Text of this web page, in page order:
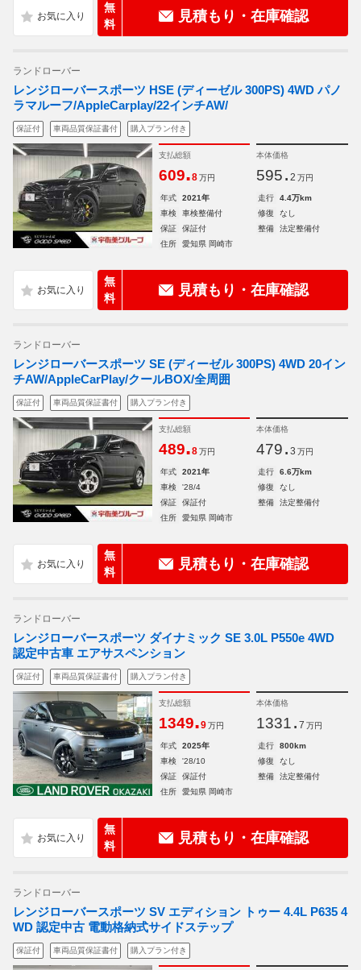
無
料
見積もり・在庫確認
ランドローバー
レンジローバースポーツ HSE (ディーゼル 300PS) 4WD パノ
ラマルーフ/AppleCarplay/22インチAW/
保証付 車両品質保証書付 購入プラン付き
支払総額
609.8 万円
本体価格
595. 2 万円
年式 2021年 走行
4.4万km
車検
車検整備付 修復
なし
保証
保証付 整備
法定整備付
住所
愛知県 岡崎市
無
料
見積もり・在庫確認
ランドローバー
レンジローバースポーツ SE (ディーゼル 300PS) 4WD 20イン
チAW/AppleCarPlay/クールBOX/全周囲
保証付 車両品質保証書付 購入プラン付き
支払総額
489.8 万円
本体価格
479. 3 万円
年式 2021年 走行
6.6万km
車検
'28/4 修復
なし
保証
保証付 整備
法定整備付
住所
愛知県 岡崎市
無
料
見積もり・在庫確認
ランドローバー
レンジローバースポーツ ダイナミック SE 3.0L P550e 4WD
認定中古車 エアサスペンション
保証付 車両品質保証書付 購入プラン付き
支払総額
1349.9 万円
本体価格
1331. 7 万円
年式 2025年 走行
800km
車検
'28/10 修復
なし
保証
保証付 整備
法定整備付
住所
愛知県 岡崎市
無
料
見積もり・在庫確認
ランドローバー
レンジローバースポーツ SV エディション トゥー 4.4L P635 4
WD 認定中古 電動格納式サイドステップ
保証付 車両品質保証書付 購入プラン付き